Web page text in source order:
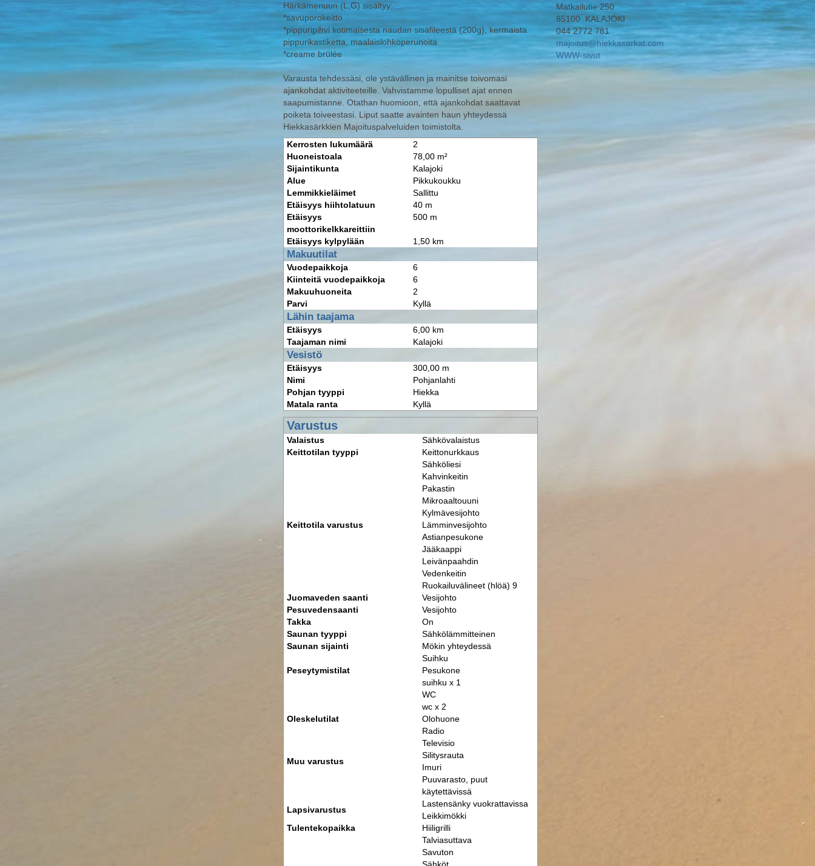
Matkailutie 250
85100 KALAJOKI
044 2772 781
majoitus@hiekkasarkat.com
WWW-sivut
Härkämenuun (L,G) sisältyy:
*savuporokeitto
*pippuripihvi kotimaisesta naudan sisäfileestä (200g), kermaista
pippurikastiketta, maalaislohkoperunoita
*creame brülée
Varausta tehdessäsi, ole ystävällinen ja mainitse toivomasi
ajankohdat aktiviteeteille. Vahvistamme lopulliset ajat ennen
saapumistanne. Otathan huomioon, että ajankohdat saattavat
poiketa toiveestasi. Liput saatte avainten haun yhteydessä
Hiekkasärkkien Majoituspalveluiden toimistolta.
Kerrosten lukumäärä
2
Huoneistoala
78,00 m²
Sijaintikunta
Kalajoki
Alue
Pikkukoukku
Lemmikkieläimet
Sallittu
Etäisyys hiihtolatuun
40 m
Etäisyys
moottorikelkkareittiin
500 m
Etäisyys kylpylään 1,50 km
Makuutilat
Vuodepaikkoja
6
Kiinteitä vuodepaikkoja
6
Makuuhuoneita
2
Parvi
Kyllä
Lähin taajama
Etäisyys
6,00 km
Taajaman nimi
Kalajoki
Vesistö
Etäisyys
300,00 m
Nimi
Pohjanlahti
Pohjan tyyppi
Hiekka
Matala ranta
Kyllä
Varustus
Valaistus
Sähkövalaistus
Keittotilan tyyppi
Keittonurkkaus
Keittotila varustus
Sähköliesi
Kahvinkeitin
Pakastin
Mikroaaltouuni
Kylmävesijohto
Lämminvesijohto
Astianpesukone
Jääkaappi
Leivänpaahdin
Vedenkeitin
Ruokailuvälineet (hlöä) 9
Juomaveden saanti
Vesijohto
Pesuvedensaanti
Vesijohto
Takka
On
Saunan tyyppi
Sähkölämmitteinen
Saunan sijainti
Mökin yhteydessä
Peseytymistilat
Suihku
Pesukone
suihku x 1
WC
wc x 2
Oleskelutilat
Olohuone
Muu varustus
Radio
Televisio
Silitysrauta
Imuri
Puuvarasto, puut
käytettävissä
Lapsivarustus
Lastensänky vuokrattavissa
Leikkimökki
Tulentekopaikka
Hiiligrilli
Talviasuttava
Savuton